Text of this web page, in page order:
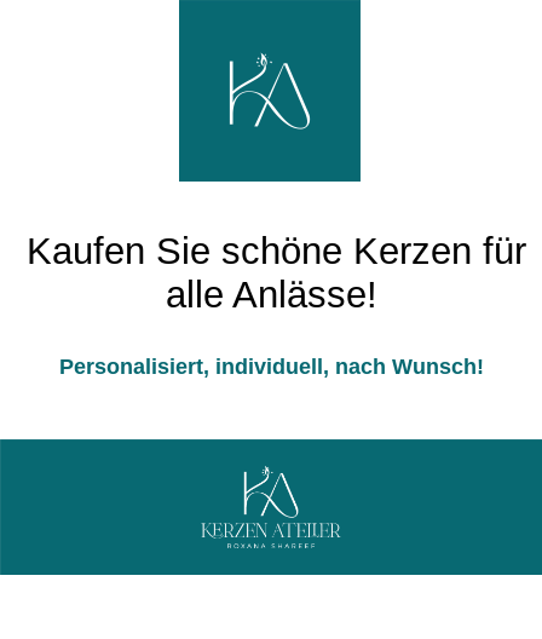
Kaufen Sie schöne Kerzen für
alle Anlässe!
Personalisiert, individuell, nach Wunsch!